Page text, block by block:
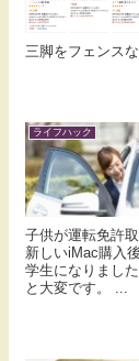
三脚をフェンス
ライフハック
子供が運転免許
新しいiMac購入
学生になりまし
と大変です。 ...